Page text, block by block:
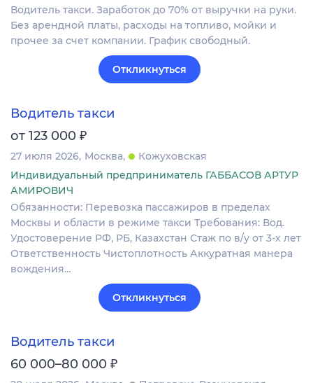
Водитель такси. Заработок до 70% от выручки на руки.
Без арендной платы, расходы на топливо, мойки и
прочее за счет компании. График свободный.
Откликнуться
Водитель такси
от 123 000 ₽
27 июля 2026 Москва
Кожуховская
Индивидуальный предприниматель ГАББАСОВ АРТУР
АМИРОВИЧ
Обязанности: Перевозка пассажиров в пределах
Москвы и области в режиме такси Требования: Вод.
Удостоверение РФ, РБ, Казахстан Стаж по в/у от 3-х лет
Ответственность Чистоплотность Аккуратная манера
вождения…
Откликнуться
Водитель такси
60 000–80 000 ₽